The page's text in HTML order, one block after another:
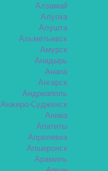
Алзамай
Алупка
Алушта
Альметьевск
Амурск
Анадырь
Анапа
Ангарск
Андреаполь
Анжеро-Судженск
Анива
Апатиты
Апрелевка
Апшеронск
Арамиль